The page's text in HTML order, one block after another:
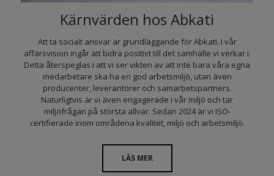
Kärnvärden hos Abkati
Att ta socialt ansvar är grundläggande för Abkati. I vår
affärsvision ingår att bidra positivt till det samhälle vi verkar i.
Detta återspeglas i att vi ser vikten av att inte bara våra egna
medarbetare ska ha en god arbetsmiljö, utan även
producenter, leverantörer och samarbetspartners.
Naturligtvis är vi även engagerade i vår miljö och tar
miljöfrågan på största allvar. Sedan 2024 är vi ISO-
certifierade inom områdena kvalitet, miljö och arbetsmiljö.
LÄS MER